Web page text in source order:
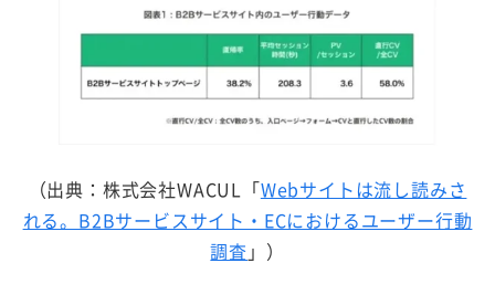
（出典：株式会社WACUL「Webサイトは流し読みさ
れる。B2Bサービスサイト・ECにおけるユーザー行動
調査 」）